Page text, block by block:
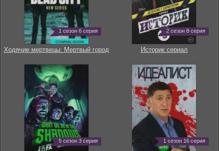
1 сезон 6 серия
Ходячие мертвецы: Мертвый город
2 сезон 8 серия
Историк сериал
5 сезон 3 серия 1 сезон 16 серия